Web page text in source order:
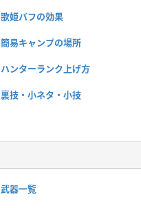
歌姫バフの効果
簡易キャンプの場所
ハンターランク上げ方
裏技・小ネタ・小技
武器一覧